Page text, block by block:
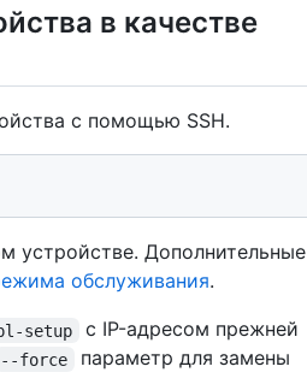
в качестве
с помощью SSH.
устройстве. Дополнительные
обслуживания.
setup
с IP-адресом прежней
--force
параметр для замены